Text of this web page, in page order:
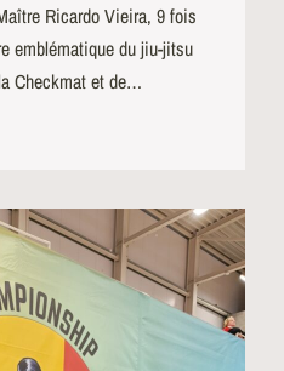
Ricardo Vieira, 9 fois
emblématique du jiu-jitsu
Checkmat et de…